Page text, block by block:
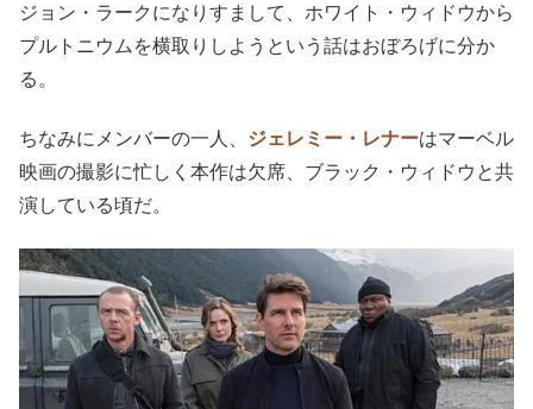
ジョン・ラークになりすまして、ホワイト・ウィドウから
プルトニウムを横取りしようという話はおぼろげに分か
る。
ちなみにメンバーの一人、 ジェレミー・レナーはマーベル
映画の撮影に忙しく本作は欠席、ブラック・ウィドウと共
演している頃だ。